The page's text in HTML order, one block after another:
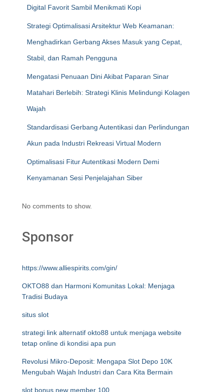
Digital Favorit Sambil Menikmati Kopi
Strategi Optimalisasi Arsitektur Web Keamanan:
Menghadirkan Gerbang Akses Masuk yang Cepat,
Stabil, dan Ramah Pengguna
Mengatasi Penuaan Dini Akibat Paparan Sinar
Matahari Berlebih: Strategi Klinis Melindungi Kolagen
Wajah
Standardisasi Gerbang Autentikasi dan Perlindungan
Akun pada Industri Rekreasi Virtual Modern
Optimalisasi Fitur Autentikasi Modern Demi
Kenyamanan Sesi Penjelajahan Siber
No comments to show.
Sponsor
https://www.alliespirits.com/gin/
OKTO88 dan Harmoni Komunitas Lokal: Menjaga
Tradisi Budaya
situs slot
strategi link alternatif okto88 untuk menjaga website
tetap online di kondisi apa pun
Revolusi Mikro-Deposit: Mengapa Slot Depo 10K
Mengubah Wajah Industri dan Cara Kita Bermain
slot bonus new member 100